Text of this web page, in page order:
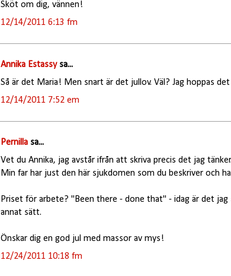
Sköt om dig, vännen!
12/14/2011 6:13 fm
Annika Estassysa...
Så är det Maria! Men snart är det jullov. Väl? Jag hoppas det
12/14/2011 7:52 em
Pernillasa...
Vet du Annika, jag avstår ifrån att skriva precis det jag tänker.
Min far har just den här sjukdomen som du beskriver och
Priset för arbete? "Been there - done that" - idag är det
annat sätt.
Önskar dig en god jul med massor av mys!
12/24/2011 10:18 fm